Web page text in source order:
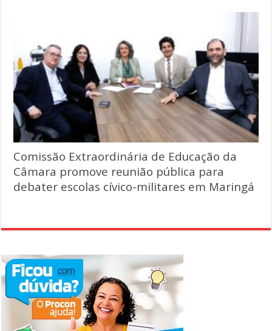
Comissão Extraordinária de Educação da
Câmara promove reunião pública para
debater escolas cívico-militares em Maringá